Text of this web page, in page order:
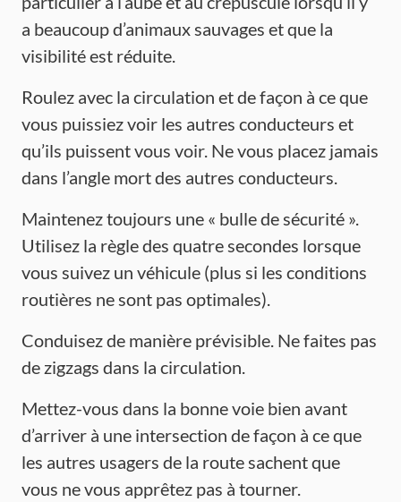
a beaucoup d’animaux sauvages et que la
visibilité est réduite.
Roulez avec la circulation et de façon à ce que
vous puissiez voir les autres conducteurs et
qu’ils puissent vous voir. Ne vous placez jamais
dans l’angle mort des autres conducteurs.
Maintenez toujours une « bulle de sécurité ».
Utilisez la règle des quatre secondes lorsque
vous suivez un véhicule (plus si les conditions
routières ne sont pas optimales).
Conduisez de manière prévisible. Ne faites pas
de zigzags dans la circulation.
Mettez-vous dans la bonne voie bien avant
d’arriver à une intersection de façon à ce que
les autres usagers de la route sachent que
vous ne vous apprêtez pas à tourner.